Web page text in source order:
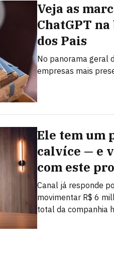
Veja as
ChatGPT
dos Pais
No panorama geral
empresas mais
Ele tem um
calvíce — e
com este
Canal já responde
movimentar R$ 6
total da companhia